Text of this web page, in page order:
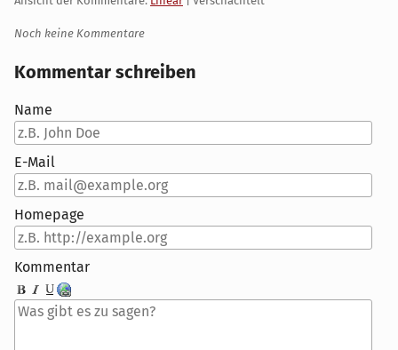
Noch keine Kommentare
Kommentar schreiben
Name
E-Mail
Homepage
Kommentar